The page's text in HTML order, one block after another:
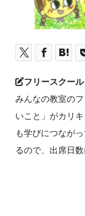
フリースクール
みんなの教室の
いこと」がカリ
も学びにつなが
るので、出席日